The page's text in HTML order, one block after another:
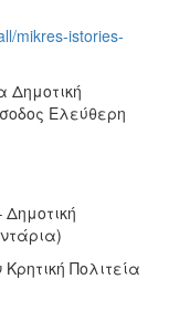
mikres-istories-
Δημοτική
Ελεύθερη
Δημοτική
Πολιτεία